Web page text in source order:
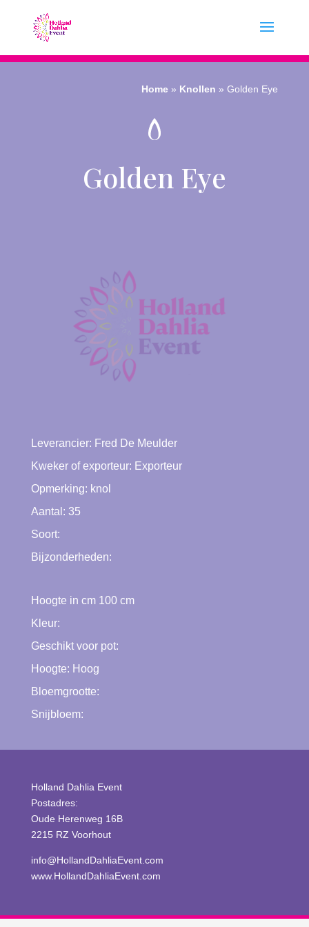
Home » Knollen »Golden Eye
Golden Eye
Leverancier: Fred De Meulder
Kweker of exporteur: Exporteur
Opmerking: knol
Aantal: 35
Soort:
Bijzonderheden:
Hoogte in cm 100cm
Kleur:
Geschikt voor pot:
Hoogte: Hoog
Bloemgrootte:
Snijbloem:
Holland Dahlia Event
Postadres:
Oude Herenweg 16B
2215 RZ Voorhout
info@HollandDahliaEvent.com
www.HollandDahliaEvent.com